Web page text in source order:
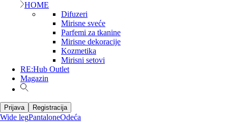
HOME
Difuzeri
Mirisne sveće
Parfemi za tkanine
Mirisne dekoracije
Kozmetika
Mirisni setovi
RE:Hub Outlet
Magazin
Prijava Registracija
Wide legPantaloneOdeća